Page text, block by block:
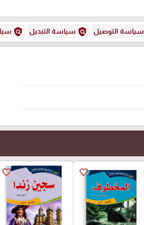
سياسة التوصيل policy سياسة التبديل policy
favorite_border
favorite_border